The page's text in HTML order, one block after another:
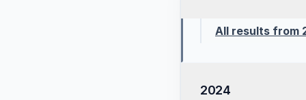
All results from
2024